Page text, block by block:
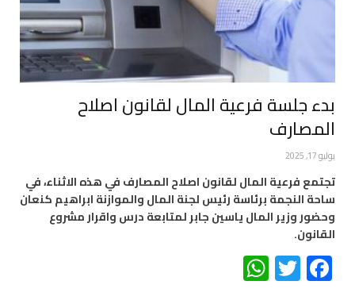
بدء جلسة فرعية المال لقانون اصلاح
المصارف
يوليو 17, 2025
تجتمع فرعية المال لقانون اصلاح المصارف في هذه الاثناء، في
ساحة النجمة برئاسة رئيس لجنة المال والموازنة ابراهيم كنعان
وحضور وزير المال ياسين جابر لمتابعة درس واقرار مشروع
القانون.
Facebook
Twitter